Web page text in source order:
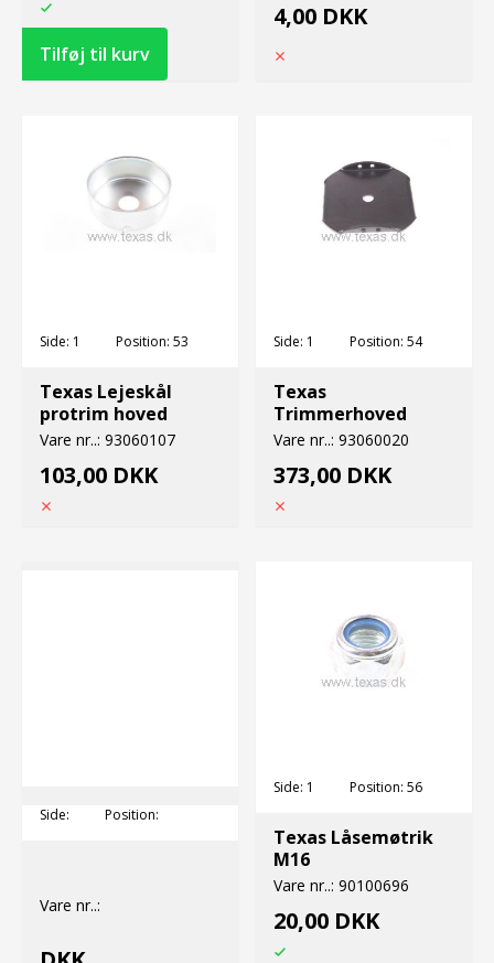
4,00 DKK
Side: 1 Position: 53
Texas Lejeskål
protrim hoved
Vare nr..: 93060107
103,00 DKK
Side: 1 Position: 54
Texas
Trimmerhoved
Vare nr..: 93060020
373,00 DKK
Side: Position:
Vare nr..:
Side: 1 Position: 56
Texas Låsemøtrik
M16
Vare nr..: 90100696
20,00 DKK